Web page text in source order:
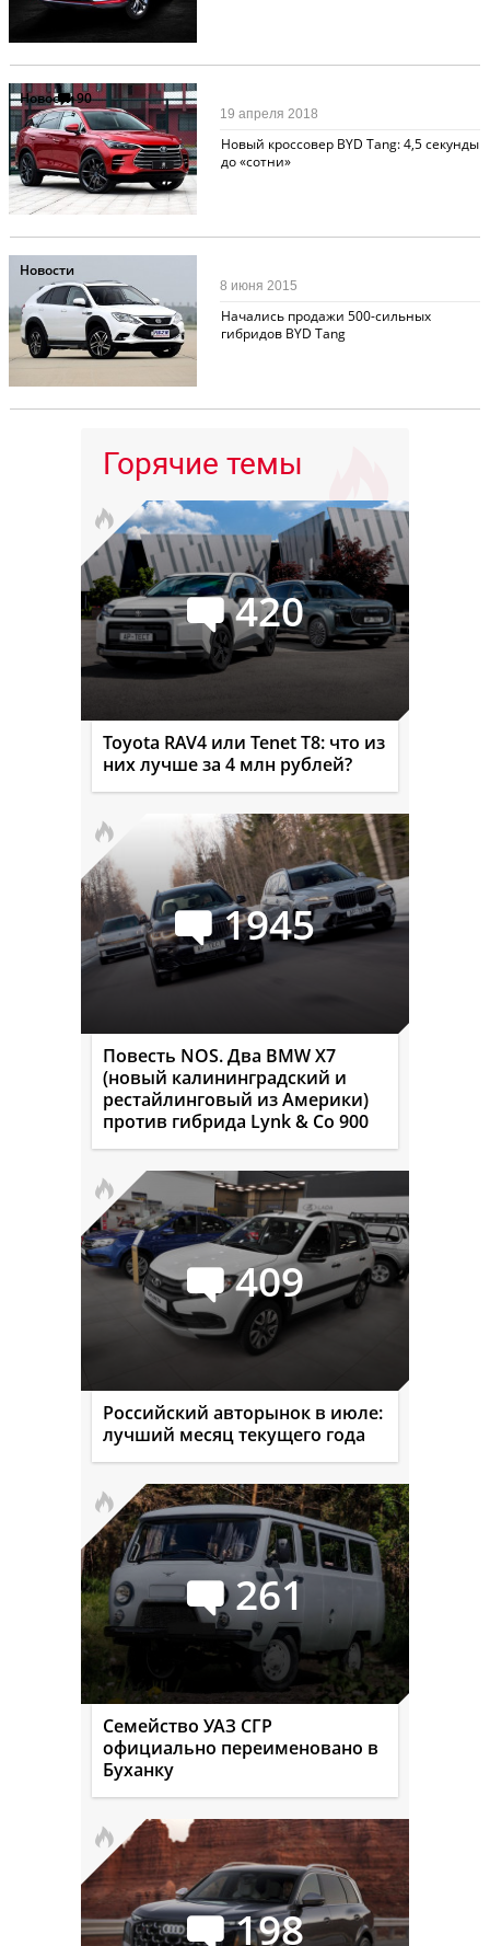
Новости90
Новый кроссовер BYD Tang: 4,5 секунды
до «сотни»
19 апреля 2018
Новости
Начались продажи 500-сильных
гибридов BYD Tang
8 июня 2015
Горячие темы
420
Toyota RAV4 или Tenet T8: что из
них лучше за 4 млн рублей?
1945
Повесть NOS. Два BMW X7
(новый калининградский и
рестайлинговый из Америки)
против гибрида Lynk & Co 900
409
Российский авторынок в июле:
лучший месяц текущего года
261
Семейство УАЗ СГР
официально переименовано в
Буханку
198